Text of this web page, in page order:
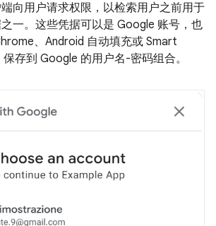
向用户请求权限，以检索用户之前用于
一。这些凭据可以是 Google 账号，也
、Android 自动填充或 Smart
存到 Google 的用户名-密码组合。